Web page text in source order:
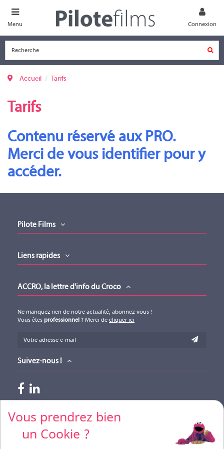
Menu Connexion
Accueil Tarifs
Tarifs
Contenu réservé aux PRO.
Merci de vous identifier pour y
accéder.
Pilote Films
Liens rapides
Vous prendrez bien
un Cookie ?
ACCRO, la lettre d'info du Croco
Ne manquez rien de notre actualité, abonnez-vous !
Vous êtes professionnel ? Merci de cliquer ici
Suivez-nous !
Paiements acceptés
Pour vos règlements par CB, merci de nous contacter